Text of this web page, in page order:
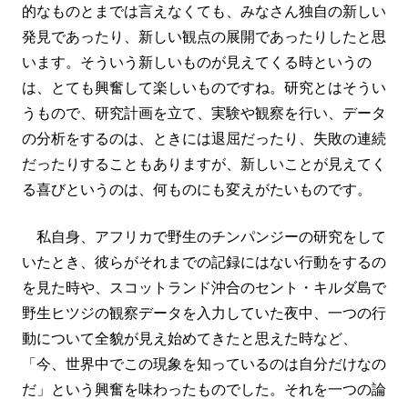
的なものとまでは言えなくても、みなさん独自の新しい
発見であったり、新しい観点の展開であったりしたと思
います。そういう新しいものが見えてくる時というの
は、とても興奮して楽しいものですね。研究とはそうい
うもので、研究計画を立て、実験や観察を行い、データ
の分析をするのは、ときには退屈だったり、失敗の連続
だったりすることもありますが、新しいことが見えてく
る喜びというのは、何ものにも変えがたいものです。
私自身、アフリカで野生のチンパンジーの研究をして
いたとき、彼らがそれまでの記録にはない行動をするの
を見た時や、スコットランド沖合のセント・キルダ島で
野生ヒツジの観察データを入力していた夜中、一つの行
動について全貌が見え始めてきたと思えた時など、
「今、世界中でこの現象を知っているのは自分だけなの
だ」という興奮を味わったものでした。それを一つの論